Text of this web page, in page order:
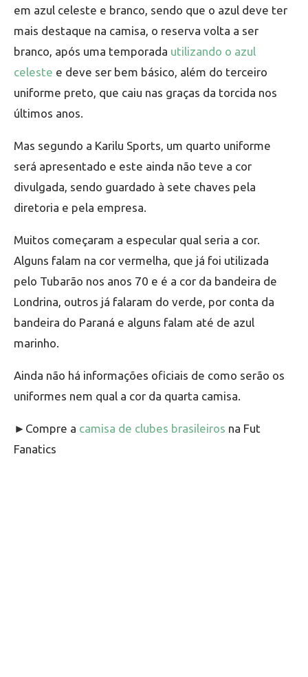
em azul celeste e branco, sendo que o azul deve ter
mais destaque na camisa, o reserva volta a ser
branco, após uma temporada utilizando o azul
celeste e deve ser bem básico, além do terceiro
uniforme preto, que caiu nas graças da torcida nos
últimos anos.
Mas segundo a Karilu Sports, um quarto uniforme
será apresentado e este ainda não teve a cor
divulgada, sendo guardado à sete chaves pela
diretoria e pela empresa.
Muitos começaram a especular qual seria a cor.
Alguns falam na cor vermelha, que já foi utilizada
pelo Tubarão nos anos 70 e é a cor da bandeira de
Londrina, outros já falaram do verde, por conta da
bandeira do Paraná e alguns falam até de azul
marinho.
Ainda não há informações oficiais de como serão os
uniformes nem qual a cor da quarta camisa.
►Compre a camisa de clubes brasileiros na Fut
Fanatics